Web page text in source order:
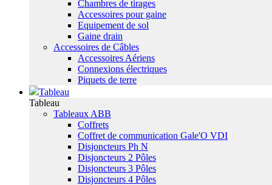
Chambres de tirages
Accessoires pour gaine
Equipement de sol
Gaine drain
Accessoires de Câbles
Accessoires Aériens
Connexions électriques
Piquets de terre
Tableau
Tableau
Tableaux ABB
Coffrets
Coffret de communication Gale'O VDI
Disjoncteurs Ph N
Disjoncteurs 2 Pôles
Disjoncteurs 3 Pôles
Disjoncteurs 4 Pôles